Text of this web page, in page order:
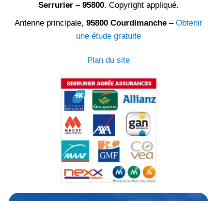
Serrurier – 95800. Copyright appliqué.
Antenne principale, 95800 Courdimanche – Obtenir
une étude gratuite
Plan du site